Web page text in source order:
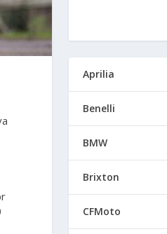
Aprilia
Benelli
BMW
Brixton
CFMoto